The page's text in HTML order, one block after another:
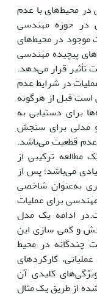
محیط‌های با عدم
در حوزه مهندسی
موجود در محیط‌های
پیچیده مهندسی
تأثیر قرار می‌دهد.
در شرایط عدم
است قبل از هرگونه
برای دستیابی به
و مدلی برای سنجش
عدم قطعیت می‌باشد.
مطالعه ترکیبی از
می‌باشد؛ پس از
به‌عنوان شاخصی
برای عملیات
در ادامه یک مدل
و کمی سازی این
چندگانه در محیط
کارکردهای
کلیدی آن
از طریق یک مثال